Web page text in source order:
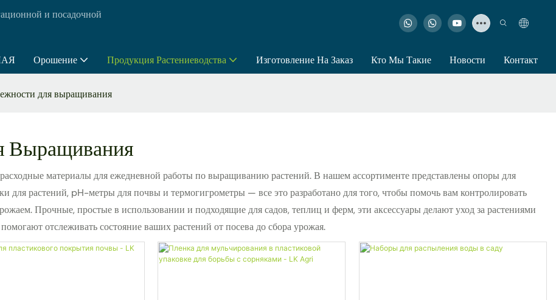
и посадочной
Орошение Продукция Растениеводства Изготовление На Заказ Кто Мы Такие Новости Контакт
для выращивания
Выращивания
материалы для ежедневной работы по выращиванию растений. В нашем ассортименте представлены опоры для
для растений, pH-метры для почвы и термогигрометры — все это разработано для того, чтобы помочь вам контролировать
Прочные, простые в использовании и подходящие для садов, теплиц и ферм, эти аксессуары делают уход за растениями
отслеживать состояние ваших растений от посева до сбора урожая.